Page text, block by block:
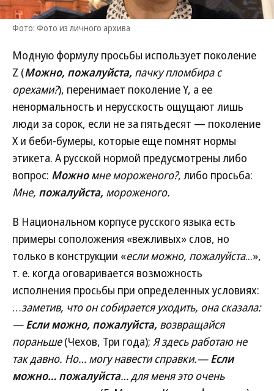
Фото: Фото из личного архива
Модную формулу просьбы использует поколение
Z (Можно, пожалуйста, пачку пломбира с
орехами?), перенимает поколение Y, а ее
ненормальность и нерусскость ощущают лишь
люди за сорок, если не за пятьдесят — поколение
Х и беби-бумеры, которые еще помнят нормы
этикета. А русской нормой предусмотрены либо
вопрос: Можномне мороженого?, либо просьба:
Мне, пожалуйста, мороженого.
В Национальном корпусе русского языка есть
примеры соположения «вежливых» слов, но
только в конструкции «если можно, пожалуйста...»,
т. е. когда оговаривается возможность
исполнения просьбы при определенных условиях:
…заметив, что он собирается уходить, она сказала:
—Если можно, пожалуйста, возвращайся
пораньше(Чехов, Три года); Я здесь работаю не
так давно. Но… могу навести справки.—Если
можно… пожалуйста… для меня это очень